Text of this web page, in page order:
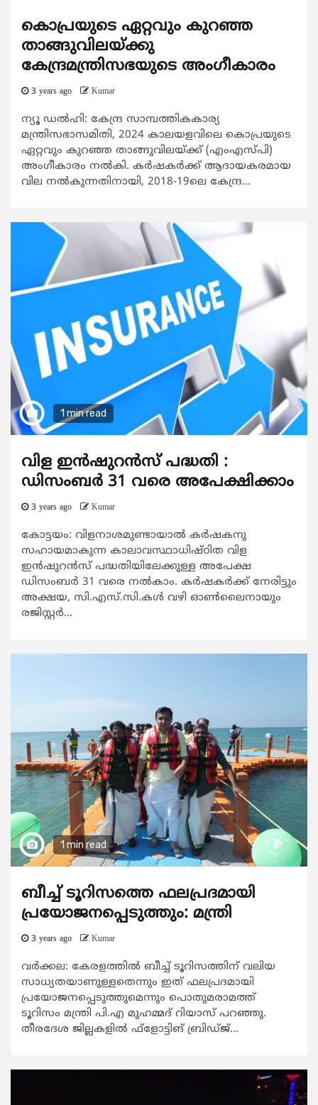
കൊപ്രയുടെ ഏറ്റവും കുറഞ്ഞ
താങ്ങുവിലയ്ക്കു
കേന്ദ്രമന്ത്രിസഭയുടെ അംഗീകാരം
3 years ago Kumar
ന്യൂ ഡൽഹി: കേന്ദ്ര സാമ്പത്തികകാര്യ
മന്ത്രിസഭാസമിതി, 2024 കാലയളവിലെ കൊപ്രയുടെ
ഏറ്റവും കുറഞ്ഞ താങ്ങുവിലയ്ക്ക് (എംഎസ്പി)
അംഗീകാരം നൽകി. കർഷകർക്ക് ആദായകരമായ
വില നൽകുന്നതിനായി, 2018-19ലെ കേന്ദ്ര...
1 min read
വിള ഇൻഷുറൻസ് പദ്ധതി :
ഡിസംബർ 31 വരെ അപേക്ഷിക്കാം
3 years ago Kumar
കോട്ടയം: വിളനാശമുണ്ടായാൽ കർഷകനു
സഹായമാകുന്ന കാലാവസ്ഥാധിഷ്ഠിത വിള
ഇൻഷുറൻസ് പദ്ധതിയിലേക്കുള്ള അപേക്ഷ
ഡിസംബർ 31 വരെ നൽകാം. കർഷകർക്ക് നേരിട്ടും
അക്ഷയ, സി.എസ്.സി.കൾ വഴി ഓൺലൈനായും
രജിസ്റ്റർ...
1 min read
ബീച്ച് ടൂറിസത്തെ ഫലപ്രദമായി
പ്രയോജനപ്പെടുത്തും: മന്ത്രി
3 years ago Kumar
വര്‍ക്കല: കേരളത്തില്‍ ബീച്ച് ടൂറിസത്തിന് വലിയ
സാധ്യതയാണുള്ളതെന്നും ഇത് ഫലപ്രദമായി
പ്രയോജനപ്പെടുത്തുമെന്നും പൊതുമരാമത്ത്
ടൂറിസം മന്ത്രി പി.എ മുഹമ്മദ് റിയാസ് പറഞ്ഞു.
തീരദേശ ജില്ലകളില്‍ ഫ്ളോട്ടിങ് ബ്രിഡ്ജ്...